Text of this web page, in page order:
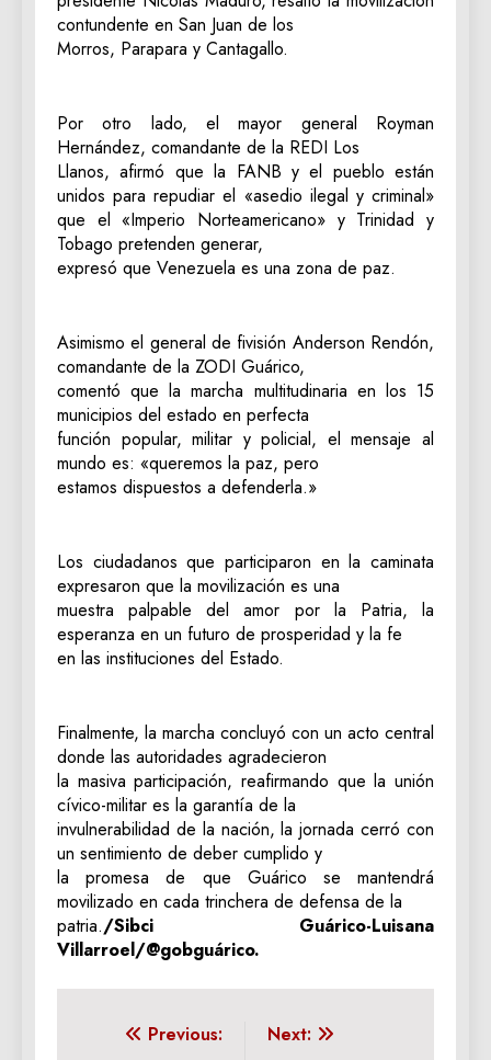
contundente en San Juan de los
Morros, Parapara y Cantagallo.
Por otro lado, el mayor general Royman
Hernández, comandante de la REDI Los
Llanos, afirmó que la FANB y el pueblo están
unidos para repudiar el «asedio ilegal y criminal»
que el «Imperio Norteamericano» y Trinidad y
Tobago pretenden generar,
expresó que Venezuela es una zona de paz.
Asimismo el general de fivisión Anderson Rendón,
comandante de la ZODI Guárico,
comentó que la marcha multitudinaria en los 15
municipios del estado en perfecta
función popular, militar y policial, el mensaje al
mundo es: «queremos la paz, pero
estamos dispuestos a defenderla.»
Los ciudadanos que participaron en la caminata
expresaron que la movilización es una
muestra palpable del amor por la Patria, la
esperanza en un futuro de prosperidad y la fe
en las instituciones del Estado.
Finalmente, la marcha concluyó con un acto central
donde las autoridades agradecieron
la masiva participación, reafirmando que la unión
cívico-militar es la garantía de la
invulnerabilidad de la nación, la jornada cerró con
un sentimiento de deber cumplido y
la promesa de que Guárico se mantendrá
movilizado en cada trinchera de defensa de la
patria./Sibci Guárico-Luisana
Villarroel/@gobguárico.
Navegación
Previous:
Next: